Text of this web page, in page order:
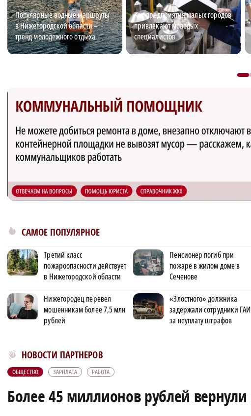
Популярные водные маршруты
в Нижегородской области –
тренд молодежного отдыха
Как предприятия малых городов
привлекают молодых
специалистов
САМОЕ ПОПУЛЯРНОЕ
Третий класс
пожароопасности действует
в Нижегородской области
Пенсионер погиб при
пожаре в жилом доме в
Сеченове
Нижегородец перевел
мошенникам более 7,5 млн
рублей
«Злостного» должника
задержали сотрудники ГАИ
за неуплату штрафов
НОВОСТИ ПАРТНЕРОВ
Новости МирТесен
ОБЩЕСТВО ЗАРПЛАТА РАБОТА
Более 45 миллионов рублей